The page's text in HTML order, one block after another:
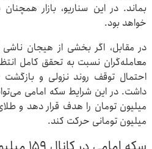
بماند. در این سناریو، بازار
خواهد بود.
در مقابل، اگر بخشی از هیجان ناشی
معامله‌گران نسبت به تحقق کامل
احتمال توقف روند نزولی و
میلیون تومانی حرکت کند.